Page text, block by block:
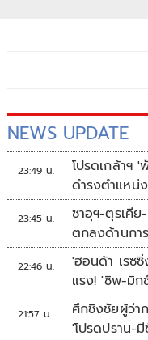
NEWS UPDATE
23:49 น.
โปรดเกล้าฯ
ดำรงตำแหน่
พระราชทาน
23:45 น.
ซาอุฯ-ตุรเคี
ตกลงด้านกา
สงครามในภู
22:46 น.
'ฮอนด้า เรซ
แรง! 'ชิพ-มิก
แถว ARRC
21:57 น.
ศึกชิงชัยผู้ว่า
'โปรดปราน